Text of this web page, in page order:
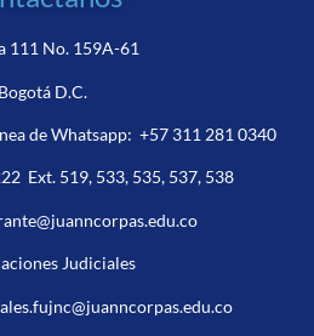
111 No. 159A-61
Bogotá D.C.
de Whatsapp: +57 311 281 0340
Ext. 519, 533, 535, 537, 538
Judiciales